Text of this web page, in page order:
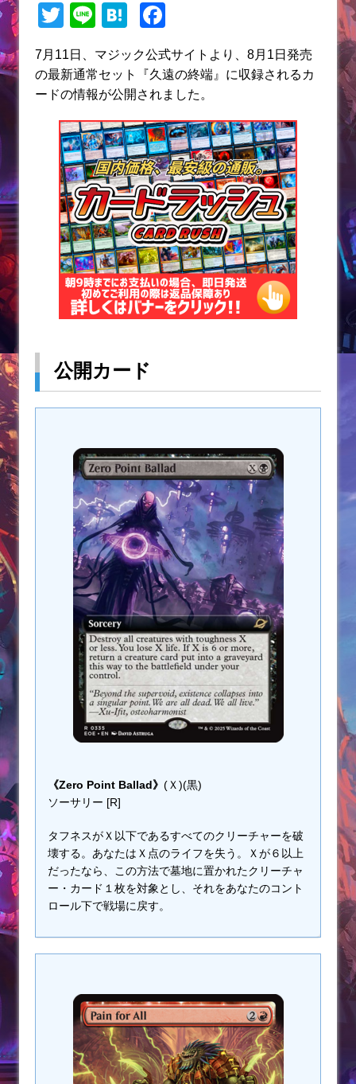
T
w
itt
er
Li
e
H
at
e
n
a
a
c
e
b
o
o
k
7月11日、マジック公式サイトより、8月1日発売
の最新通常セット『久遠の終端』に収録されるカ
ードの情報が公開されました。
公開カード
《Zero Point Ballad》 (Ｘ)(黒)
ソーサリー [R]
タフネスがＸ以下であるすべてのクリーチャーを破
壊する。あなたはＸ点のライフを失う。Ｘが６以上
だったなら、この方法で墓地に置かれたクリーチャ
ー・カード１枚を対象とし、それをあなたのコント
ロール下で戦場に戻す。